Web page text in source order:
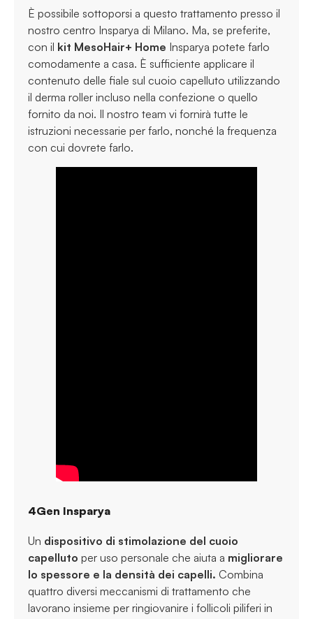
È possibile sottoporsi a questo trattamento presso il
nostro centro Insparya di Milano. Ma, se preferite,
con il kit MesoHair+ Home Insparya potete farlo
comodamente a casa. È sufficiente applicare il
contenuto delle fiale sul cuoio capelluto utilizzando
il derma roller incluso nella confezione o quello
fornito da noi. Il nostro team vi fornirà tutte le
istruzioni necessarie per farlo, nonché la frequenza
con cui dovrete farlo.
4Gen Insparya
Un dispositivo di stimolazione del cuoio
capelluto per uso personale che aiuta a migliorare
lo spessore e la densità dei capelli. Combina
quattro diversi meccanismi di trattamento che
lavorano insieme per ringiovanire i follicoli piliferi in